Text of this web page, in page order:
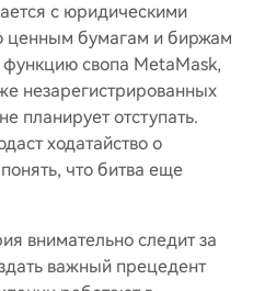
с юридическими
бумагам и биржам
свопа MetaMask,
незарегистрированных
планирует отступать.
ходатайство о
что битва еще
внимательно следит за
важный прецедент